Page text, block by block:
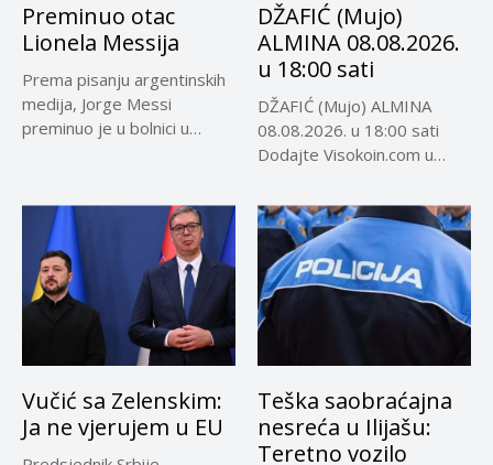
Preminuo otac
Lionela Messija
Prema pisanju argentinskih
medija, Jorge Messi
preminuo je u bolnici u
DŽAFIĆ (Mujo)
ALMINA 08.08.2026.
u 18:00 sati
DŽAFIĆ (Mujo) ALMINA
08.08.2026. u 18:00 sati
Dodajte Visokoin.com u
Vučić sa Zelenskim:
Ja ne vjerujem u EU
Teška saobraćajna
nesreća u Ilijašu:
Teretno vozilo